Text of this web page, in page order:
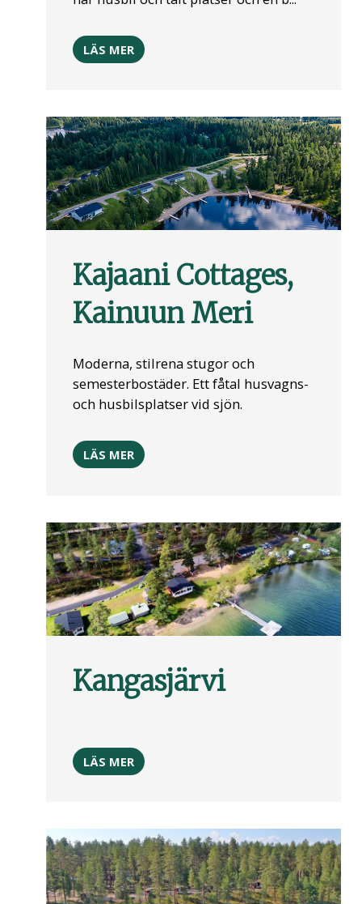
LÄS MER
Kajaani Cottages,
Kainuun Meri
Moderna, stilrena stugor och
semesterbostäder. Ett fåtal husvagns-
och husbilsplatser vid sjön.
LÄS MER
Kangasjärvi
LÄS MER